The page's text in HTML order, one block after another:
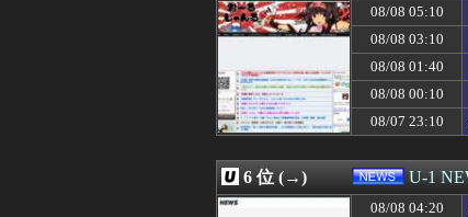
08/08 04:00
【画像】Xに
08/08 04:00
【ウマ娘】
【ラブライ
08/08 04:00
接客業して
08/08 04:00
【画像】宇
08/08 04:00
大久保佳代
08/08 04:00
関東の上空
08/08 04:00
韓国人「株
08/08 03:59
【ショック
08/08 03:57
ガンダムの
08/08 05:10
08/08 03:10
08/08 01:40
08/08 00:10
08/07 23:10
6 位 (→) U-1
08/08 04:20